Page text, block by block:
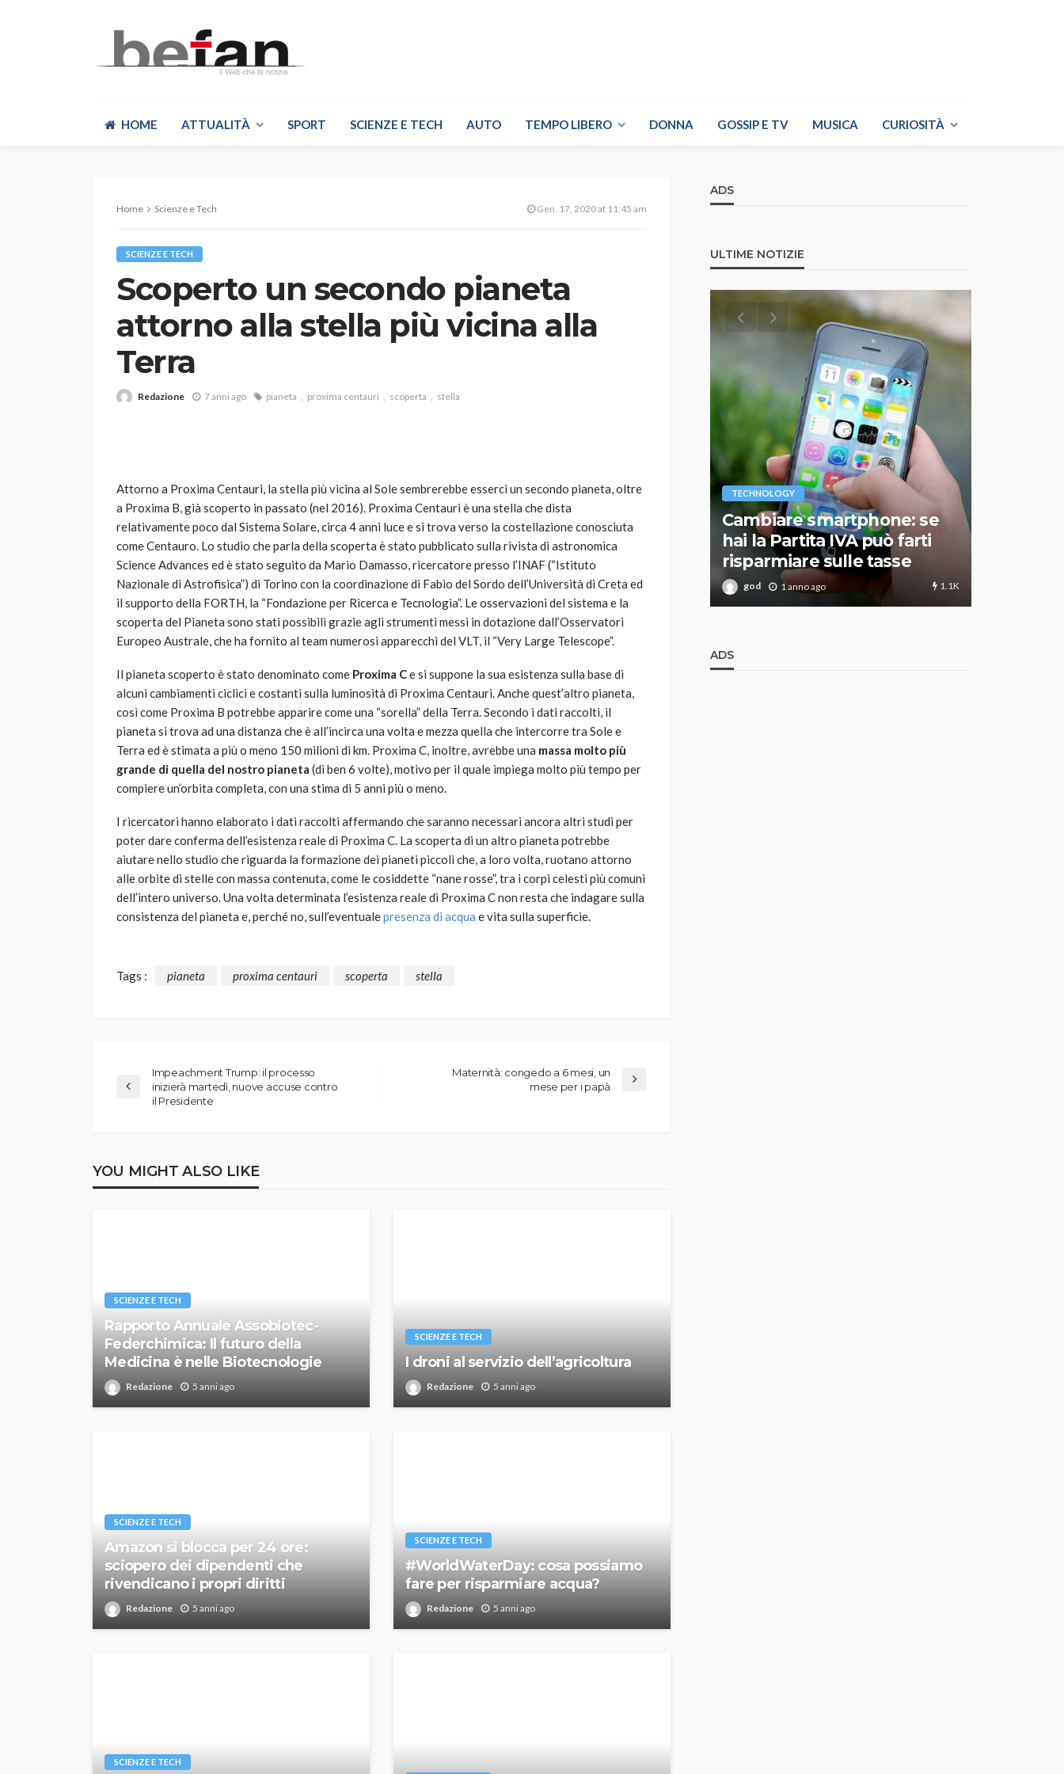
HOME ATTUALITÀ SPORT SCIENZE E TECH AUTO TEMPO LIBERO DONNA GOSSIP E TV MUSICA CURIOSITÀ
Home Scienze e Tech Gen. 17, 2020 at 11:45 am
SCIENZE E TECH
Scoperto un secondo pianeta
attorno alla stella più vicina alla
Terra
Redazione 7 anni ago pianeta proxima centauri scoperta stella
Attorno a Proxima Centauri, la stella più vicina al Sole sembrerebbe esserci un secondo pianeta, oltre
a Proxima B, già scoperto in passato (nel 2016). Proxima Centauri è una stella che dista
relativamente poco dal Sistema Solare, circa 4 anni luce e si trova verso la costellazione conosciuta
come Centauro. Lo studio che parla della scoperta è stato pubblicato sulla rivista di astronomica
Science Advances ed è stato seguito da Mario Damasso, ricercatore presso l’INAF (“Istituto
Nazionale di Astrofisica”) di Torino con la coordinazione di Fabio del Sordo dell’Università di Creta ed
il supporto della FORTH, la “Fondazione per Ricerca e Tecnologia”. Le osservazioni del sistema e la
scoperta del Pianeta sono stati possibili grazie agli strumenti messi in dotazione dall’Osservatori
Europeo Australe, che ha fornito al team numerosi apparecchi del VLT, il “Very Large Telescope”.
Il pianeta scoperto è stato denominato come Proxima Ce si suppone la sua esistenza sulla base di
alcuni cambiamenti ciclici e costanti sulla luminosità di Proxima Centauri. Anche quest’altro pianeta,
così come Proxima B potrebbe apparire come una “sorella” della Terra. Secondo i dati raccolti, il
pianeta si trova ad una distanza che è all’incirca una volta e mezza quella che intercorre tra Sole e
Terra ed è stimata a più o meno 150 milioni di km. Proxima C, inoltre, avrebbe una massa molto più
grande di quella del nostro pianeta (di ben 6 volte), motivo per il quale impiega molto più tempo per
compiere un’orbita completa, con una stima di 5 anni più o meno.
I ricercatori hanno elaborato i dati raccolti affermando che saranno necessari ancora altri studi per
poter dare conferma dell’esistenza reale di Proxima C. La scoperta di un altro pianeta potrebbe
aiutare nello studio che riguarda la formazione dei pianeti piccoli che, a loro volta, ruotano attorno
alle orbite di stelle con massa contenuta, come le cosiddette “nane rosse”, tra i corpi celesti più comuni
dell’intero universo. Una volta determinata l’esistenza reale di Proxima C non resta che indagare sulla
consistenza del pianeta e, perché no, sull’eventualepresenza di acqua e vita sulla superficie.
Tags : pianeta proxima centauri scoperta stella
Impeachment Trump: il processo
inizierà martedì, nuove accuse contro
il Presidente
Maternità: congedo a 6 mesi, un
mese per i papà
YOU MIGHT ALSO LIKE
SCIENZE E TECH
Rapporto Annuale Assobiotec-
Federchimica: Il futuro della
Medicina è nelle Biotecnologie
Redazione 5 anni ago
SCIENZE E TECH
I droni al servizio dell’agricoltura
Redazione 5 anni ago
SCIENZE E TECH
Amazon si blocca per 24 ore:
sciopero dei dipendenti che
rivendicano i propri diritti
Redazione 5 anni ago
SCIENZE E TECH
#WorldWaterDay: cosa possiamo
fare per risparmiare acqua?
Redazione 5 anni ago
SCIENZE E TECH
ADS
ULTIME NOTIZIE
VARIE
Robot tagliaerba: quale
scegliere per il tuo prato
god 1 anno ago 786
Davis: tennis mondiale e
passione per
l’automobilismo
abbracciano la stessa causa
god 9 mesi ago
TECHNOLOGY
Cambiare smartphone: se
hai la Partita IVA può farti
risparmiare sulle tasse
god 1 anno ago 1.1K
ADS